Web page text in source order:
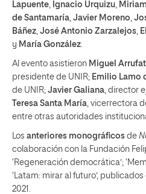
Lapuente, Ignacio Urquizu,
de Santamaría, Javier Moreno,
Báñez, José Antonio Zarzalejos,
y María González.
Al evento asistieron Miguel Arrufat
presidente de UNIR; Emilio Lamo
de UNIR; Javier Galiana, director
Teresa Santa María, vicerrectora
entre otras autoridades
Los anteriores monográficos de
colaboración con la Fundación
‘Regeneración democrática’;
‘Latam: mirar al futuro’,
2021.